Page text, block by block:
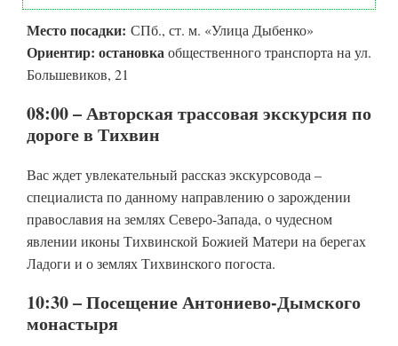
Место посадки: СПб., ст. м. «Улица Дыбенко»
Ориентир: остановкаобщественного транспорта на ул.
Большевиков, 21
08:00 – Авторская трассовая экскурсия по
дороге в Тихвин
Вас ждет увлекательный рассказ экскурсовода –
специалиста по данному направлению о зарождении
православия на землях Северо-Запада, о чудесном
явлении иконы Тихвинской Божией Матери на берегах
Ладоги и о землях Тихвинского погоста.
10:30 – Посещение Антониево-Дымского
монастыря